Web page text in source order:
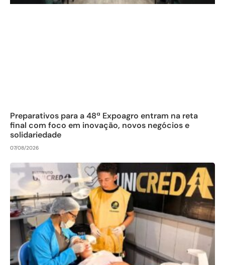
Preparativos para a 48ª Expoagro entram na reta
final com foco em inovação, novos negócios e
solidariedade
07/08/2026